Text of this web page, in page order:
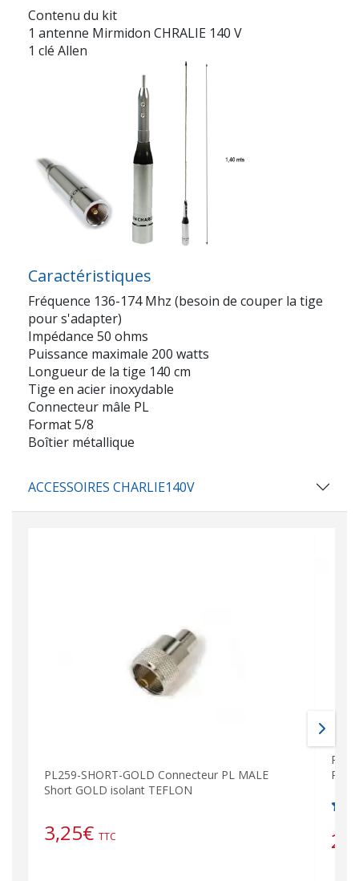
Contenu du kit
1 antenne Mirmidon CHRALIE 140 V
1 clé Allen
Caractéristiques
Fréquence 136-174 Mhz (besoin de couper la tige
pour s'adapter)
Impédance 50 ohms
Puissance maximale 200 watts
Longueur de la tige 140 cm
Tige en acier inoxydable
Connecteur mâle PL
Format 5/8
Boîtier métallique
ACCESSOIRES CHARLIE140V
PL259-SHORT-GOLD Connecteur PL MALE
Short GOLD isolant TEFLON
3,25€ TTC